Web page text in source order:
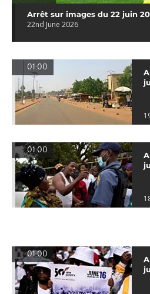
Arrêt sur images du 22 juin
22nd June 2026
01:00
01:00
01:00